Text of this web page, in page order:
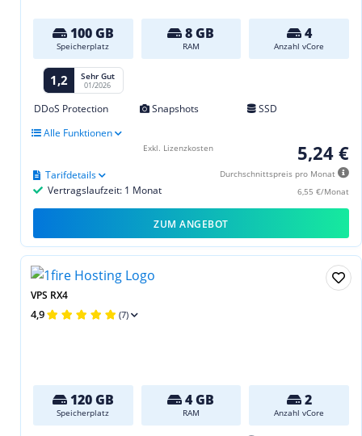
100 GB
Speicherplatz
8 GB
RAM
4
Anzahl vCore
1,2 Sehr Gut
01/2026
DDoS Protection Snapshots
SSD
Alle Funktionen
5,24 €
Durchschnittspreis pro Monat
6,55 €/Monat
Vertragslaufzeit: 1 Monat
Tarifdetails
Exkl. Lizenzkosten
ZUM ANGEBOT
VPS RX4
4,9 (7)
120 GB
Speicherplatz
4 GB
RAM
2
Anzahl vCore